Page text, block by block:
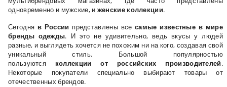
одновременно и мужские, и женские коллекции.
Сегодня в России представлены всесамые известные в мире
бренды одежды. И это не удивительно, ведь вкусы у людей
разные, и выглядеть хочется не похожим ни на кого, создавая свой
уникальный стиль. Большой популярностью
пользуются коллекции от российских производителей.
Некоторые покупатели специально выбирают товары от
отечественных брендов.